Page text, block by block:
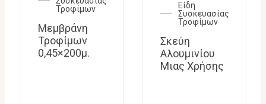
Τροφίμων
Μεμβράνη
Τροφίμων
0,45×200μ.
Είδη
Συσκευασίας
Τροφίμων
Σκεύη
Αλουμινίου
Μιας Χρήσης